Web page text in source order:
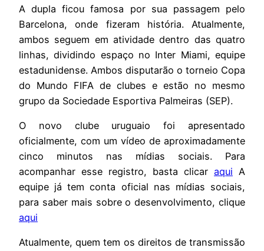
A dupla ficou famosa por sua passagem pelo
Barcelona, onde fizeram história. Atualmente,
ambos seguem em atividade dentro das quatro
linhas, dividindo espaço no Inter Miami, equipe
estadunidense. Ambos disputarão o torneio Copa
do Mundo FIFA de clubes e estão no mesmo
grupo da Sociedade Esportiva Palmeiras (SEP).
O novo clube uruguaio foi apresentado
oficialmente, com um vídeo de aproximadamente
cinco minutos nas mídias sociais. Para
acompanhar esse registro, basta clicar aqui A
equipe já tem conta oficial nas mídias sociais,
para saber mais sobre o desenvolvimento, clique
aqui
Atualmente, quem tem os direitos de transmissão